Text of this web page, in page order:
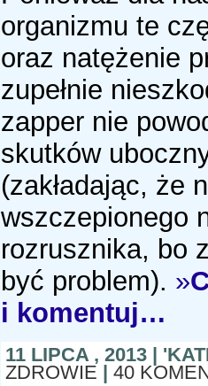
organizmu te
oraz natężenie
zupełnie
zapper nie
skutków
(zakładając, że
wszczepionego
rozrusznika, bo
być problem). »
i komentuj…
11 LIPCA , 2013 |
ZDROWIE |40